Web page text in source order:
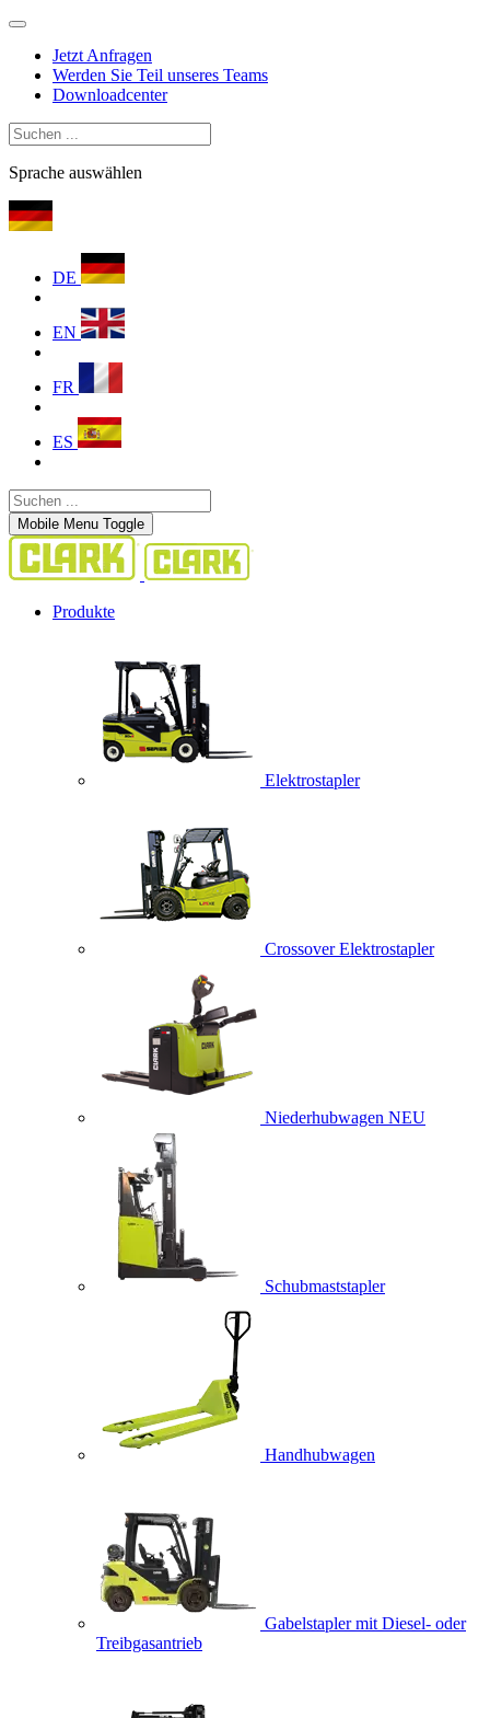
Jetzt Anfragen
Werden Sie Teil unseres Teams
Downloadcenter
Sprache auswählen
DE
EN
FR
ES
Mobile Menu Toggle
Produkte
Elektrostapler
Crossover Elektrostapler
Niederhubwagen NEU
Schubmaststapler
Handhubwagen
Gabelstapler mit Diesel- oder
Treibgasantrieb